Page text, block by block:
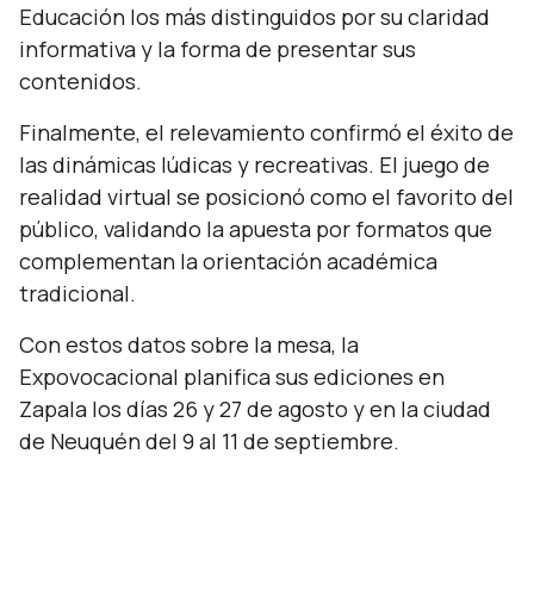
Educación los más distinguidos por su claridad
informativa y la forma de presentar sus
contenidos.
Finalmente, el relevamiento confirmó el éxito de
las dinámicas lúdicas y recreativas. El juego de
realidad virtual se posicionó como el favorito del
público, validando la apuesta por formatos que
complementan la orientación académica
tradicional.
Con estos datos sobre la mesa, la
Expovocacional planifica sus ediciones en
Zapala los días 26 y 27 de agosto y en la ciudad
de Neuquén del 9 al 11 de septiembre.